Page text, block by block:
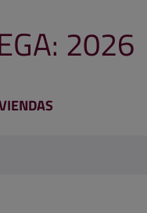
2026